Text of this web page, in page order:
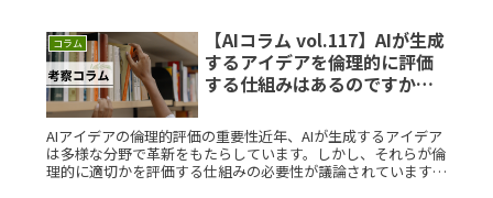
コラム
【AIコラム vol.117】AIが生成
するアイデアを倫理的に評価
する仕組みはあるのですか？
AIアイデアの倫理的評価の重要性近年、AIが生成するアイデア
は多様な分野で革新をもたらしています。しかし、それらが倫
理的に適切かを評価する仕組みの必要性が議論されています。